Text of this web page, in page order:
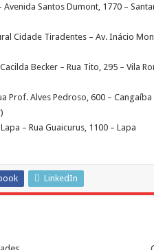
Santos Dumont, 1770 –
Cidade Tiradentes – Av. Inácio
Becker – Rua Tito, 295 – Vila
Prof. Alves Pedroso, 600 – Cangaíba
– Rua Guaicurus, 1100 – Lapa
LinkedIn